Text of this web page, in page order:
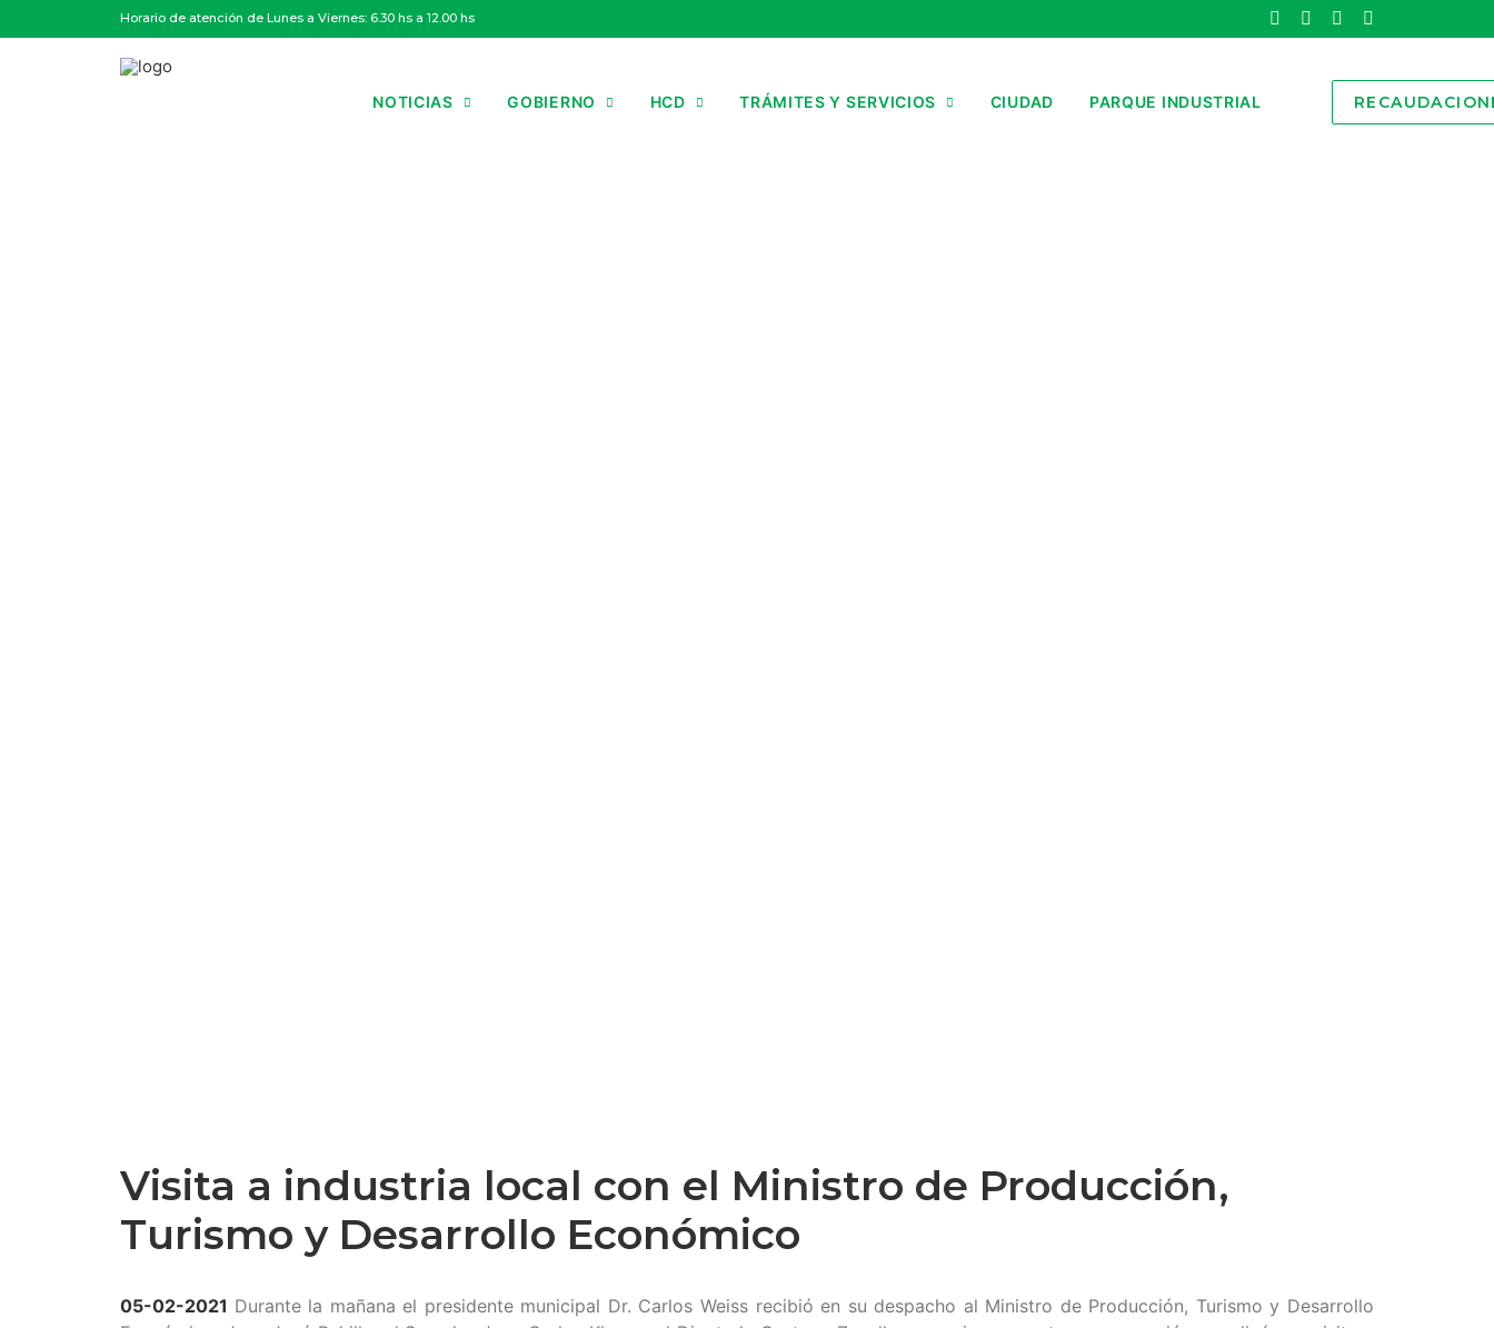
Horario de atención de Lunes a Viernes: 6.30 hs a 12.00 hs
NOTICIAS GOBIERNO HCD TRÁMITES Y SERVICIOS CIUDAD PARQUE INDUSTRIAL
Visita a industria local con el Ministro de Producción,
Turismo y Desarrollo Económico
05-02-2021 Durante la mañana el presidente municipal Dr. Carlos Weiss recibió en su despacho al Ministro de Producción, Turismo y Desarrollo